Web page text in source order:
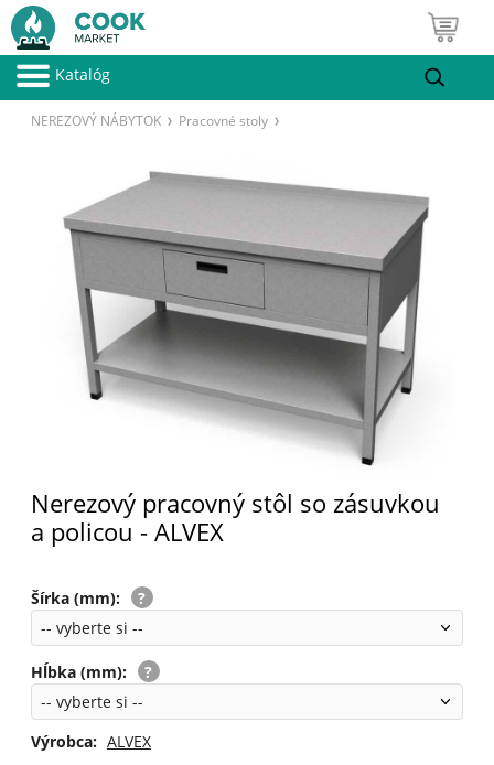
Katalóg
NEREZOVÝ NÁBYTOK Pracovné stoly
Nerezový pracovný stôl so zásuvkou
a policou - ALVEX
Šírka (mm):
Hĺbka (mm):
Výrobca: ALVEX